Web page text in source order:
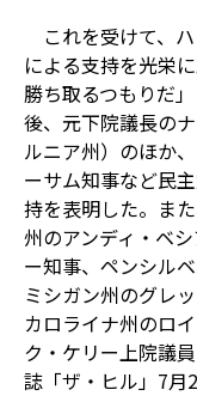
これを受けて、
による支持を光栄
勝ち取るつもりだ
後、元下院議長の
ルニア州）のほか
ーサム知事など民
持を表明した。ま
州のアンディ・ベ
ー知事、ペンシル
ミシガン州のグレ
カロライナ州のロ
ク・ケリー上院議
誌「ザ・ヒル」7月